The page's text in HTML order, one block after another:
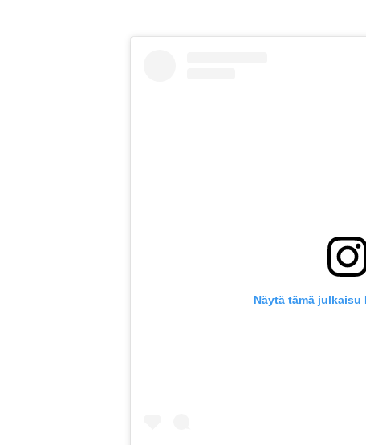
Näytä tämä julkaisu